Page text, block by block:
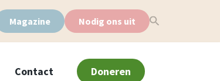
Magazine Nodig ons uit
Contact Doneren